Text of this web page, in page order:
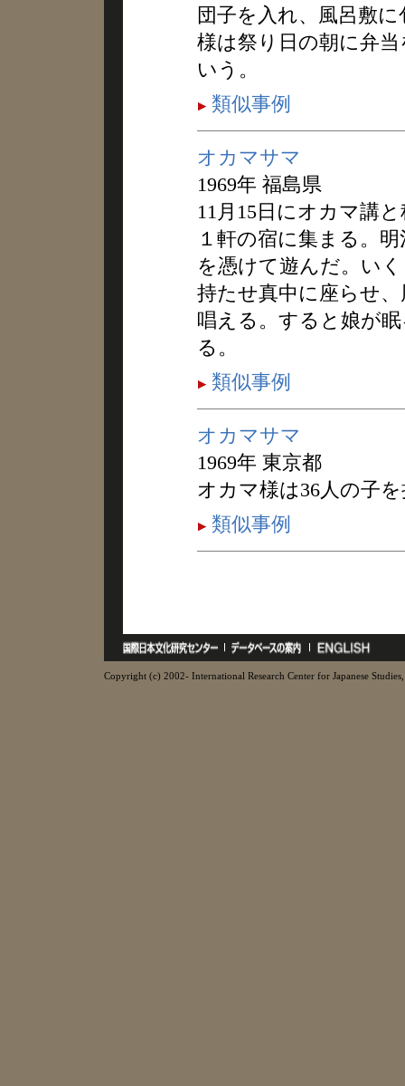
団子を入れ、風呂敷
様は祭り日の朝に弁
いう。
類似事例
オカマサマ
1969年 福島県
11月15日にオカマ講
１軒の宿に集まる。
を憑けて遊んだ。い
持たせ真中に座らせ
唱える。すると娘が
る。
類似事例
オカマサマ
1969年 東京都
オカマ様は36人の子
類似事例
Copyright (c) 2002- International Research Center for Japanese